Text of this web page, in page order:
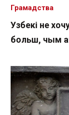
Узбекі не
больш, чым
Грамадства